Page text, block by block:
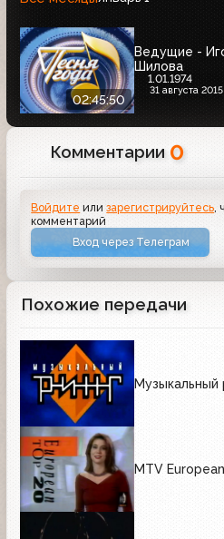
02:45:50
Ведущие -
Шилова
1.01.1974
31 августа
Комментарии 0
Войдите илизарегистрируйтесь
комментарий
Вход через Телеграм
Похожие передачи
Музыкальный
MTV